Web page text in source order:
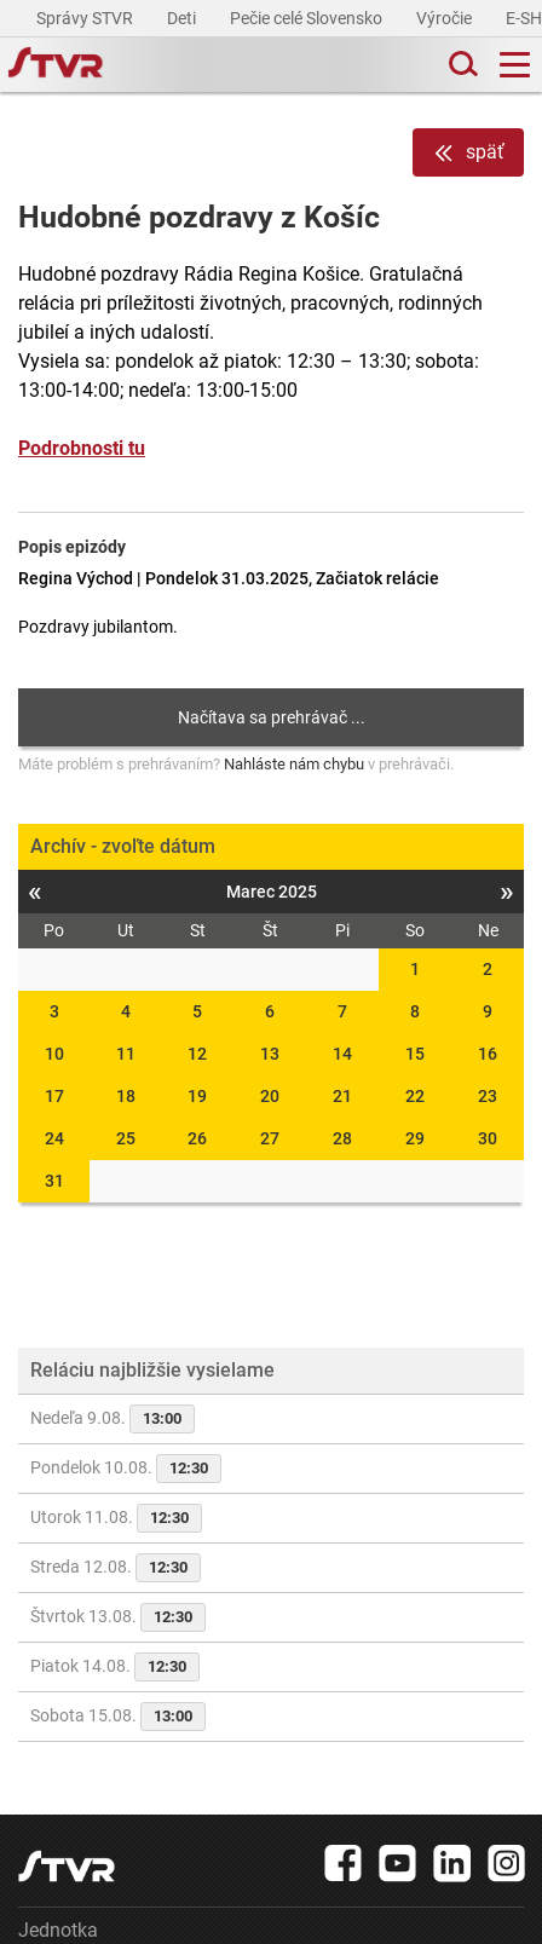
Správy STVR Deti Pečie celé Slovensko Výročie E-
späť
Hudobné pozdravy z Košíc
Hudobné pozdravy Rádia Regina Košice. Gratulačná
relácia pri príležitosti životných, pracovných, rodinných
jubileí a iných udalostí.
Vysiela sa: pondelok až piatok: 12:30 – 13:30; sobota:
13:00-14:00; nedeľa: 13:00-15:00
Podrobnosti tu
Popis epizódy
Regina Východ | Pondelok 31.03.2025, Začiatok relácie
Pozdravy jubilantom.
Máte problém s prehrávaním? Nahláste nám chybu v prehrávači.
Archív - zvoľte dátum
« Marec 2025 »
Po Ut St Št Pi So
Ne
1
2
3 4 5 6 7 8 9
10 11 12 13 14 15 16
17 18 19 20 21 22 23
24 25 26 27 28 29 30
31
Reláciu najbližšie vysielame
Nedeľa 9.08. 13:00
Pondelok 10.08. 12:30
Utorok 11.08. 12:30
Streda 12.08. 12:30
Štvrtok 13.08. 12:30
Piatok 14.08. 12:30
Sobota 15.08. 13:00
Jednotka